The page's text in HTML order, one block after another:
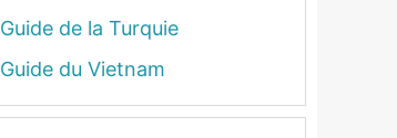
Guide de la Turquie
Guide du Vietnam